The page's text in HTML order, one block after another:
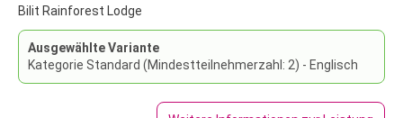
Bilit Rainforest Lodge
Ausgewählte Variante
Kategorie Standard (Mindestteilnehmerzahl: 2) - Englisch